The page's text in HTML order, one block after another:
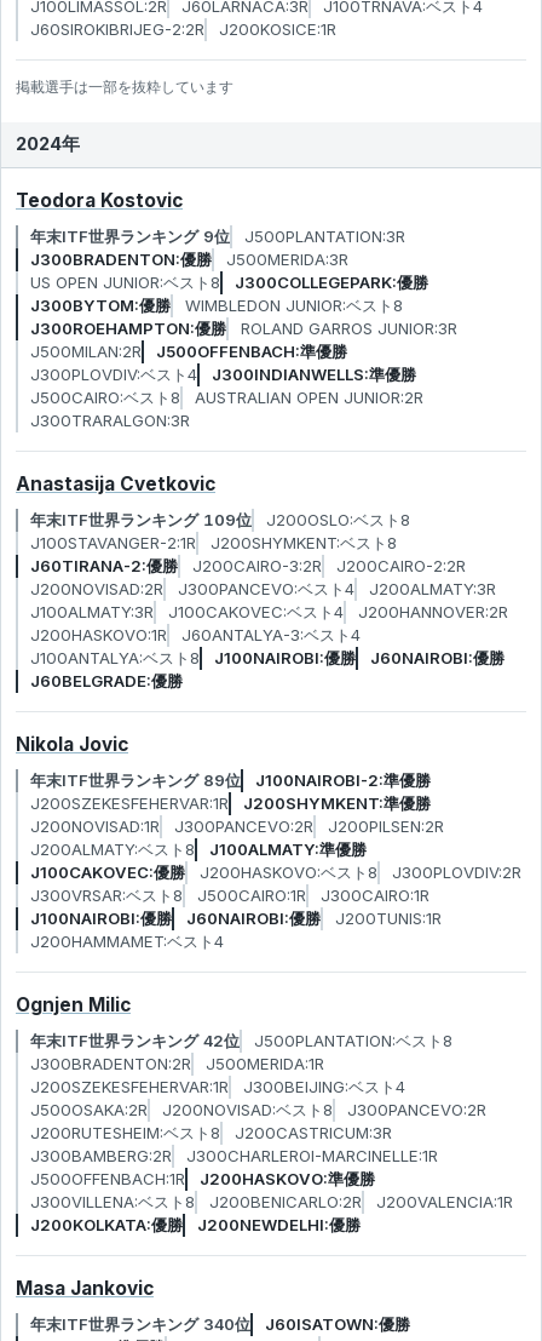
J100LIMASSOL:2R
J60LARNACA:3R
J100TRNAVA:ベスト4
J60SIROKIBRIJEG-2:2R
J200KOSICE:1R
掲載選手は一部を抜粋しています
2024年
Teodora Kostovic
年末ITF世界ランキング 9位
J500PLANTATION:3R
J300BRADENTON:優勝
J500MERIDA:3R
US OPEN JUNIOR:ベスト8
J300COLLEGEPARK:優勝
J300BYTOM:優勝
WIMBLEDON JUNIOR:ベスト8
J300ROEHAMPTON:優勝
ROLAND GARROS JUNIOR:3R
J500MILAN:2R
J500OFFENBACH:準優勝
J300PLOVDIV:ベスト4
J300INDIANWELLS:準優勝
J500CAIRO:ベスト8
AUSTRALIAN OPEN JUNIOR:2R
J300TRARALGON:3R
Anastasija Cvetkovic
年末ITF世界ランキング 109位
J200OSLO:ベスト8
J100STAVANGER-2:1R
J200SHYMKENT:ベスト8
J60TIRANA-2:優勝
J200CAIRO-3:2R
J200CAIRO-2:2R
J200NOVISAD:2R
J300PANCEVO:ベスト4
J200ALMATY:3R
J100ALMATY:3R
J100CAKOVEC:ベスト4
J200HANNOVER:2R
J200HASKOVO:1R
J60ANTALYA-3:ベスト4
J100ANTALYA:ベスト8
J100NAIROBI:優勝
J60NAIROBI:優勝
J60BELGRADE:優勝
Nikola Jovic
年末ITF世界ランキング 89位
J100NAIROBI-2:準優勝
J200SZEKESFEHERVAR:1R
J200SHYMKENT:準優勝
J200NOVISAD:1R
J300PANCEVO:2R
J200PILSEN:2R
J200ALMATY:ベスト8
J100ALMATY:準優勝
J100CAKOVEC:優勝
J200HASKOVO:ベスト8
J300PLOVDIV:2R
J300VRSAR:ベスト8
J500CAIRO:1R
J300CAIRO:1R
J100NAIROBI:優勝
J60NAIROBI:優勝
J200TUNIS:1R
J200HAMMAMET:ベスト4
Ognjen Milic
年末ITF世界ランキング 42位
J500PLANTATION:ベスト8
J300BRADENTON:2R
J500MERIDA:1R
J200SZEKESFEHERVAR:1R
J300BEIJING:ベスト4
J500OSAKA:2R
J200NOVISAD:ベスト8
J300PANCEVO:2R
J200RUTESHEIM:ベスト8
J200CASTRICUM:3R
J300BAMBERG:2R
J300CHARLEROI-MARCINELLE:1R
J500OFFENBACH:1R
J200HASKOVO:準優勝
J300VILLENA:ベスト8
J200BENICARLO:2R
J200VALENCIA:1R
J200KOLKATA:優勝
J200NEWDELHI:優勝
Masa Jankovic
年末ITF世界ランキング 340位
J60ISATOWN:優勝